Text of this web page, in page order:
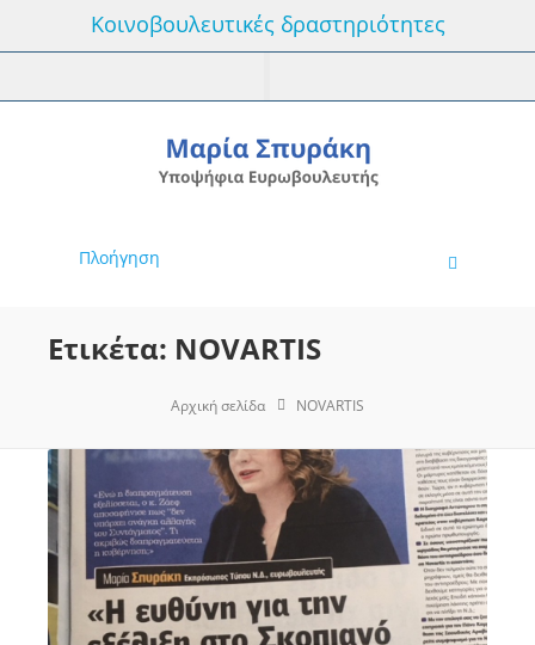
Κοινοβουλευτικές δραστηριότητες
Πλοήγηση
Ετικέτα: NOVARTIS
Αρχική σελίδα NOVARTIS